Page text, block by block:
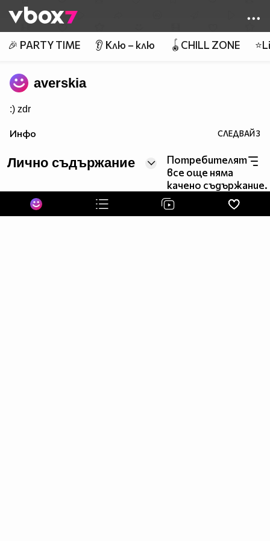
👾
🎉 PARTY TIME 👂 Клю – клю 🪀CHILL ZONE
averskia
:) zdr
Инфо СЛЕДВАЙ3
Лично съдържание
Потребителят
все още няма
качено съдържание.